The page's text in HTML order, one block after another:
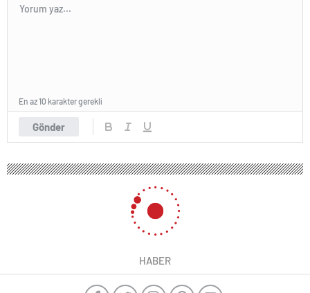
Gönder
En az 10 karakter gerekli
HABER